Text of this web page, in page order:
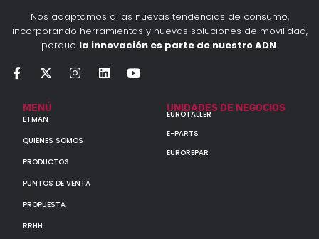
Nos adaptamos a las nuevas tendencias de consumo,
incorporando herramientas y nuevas soluciones de movilidad,
porque la innovación es parte de nuestro ADN.
MENÚ
ETMAN
QUIÉNES SOMOS
PRODUCTOS
PUNTOS DE VENTA
PROPUESTA
RRHH
UNIDADES DE NEGOCIOS
EUROTALLER
E-PARTS
EUROREPAR